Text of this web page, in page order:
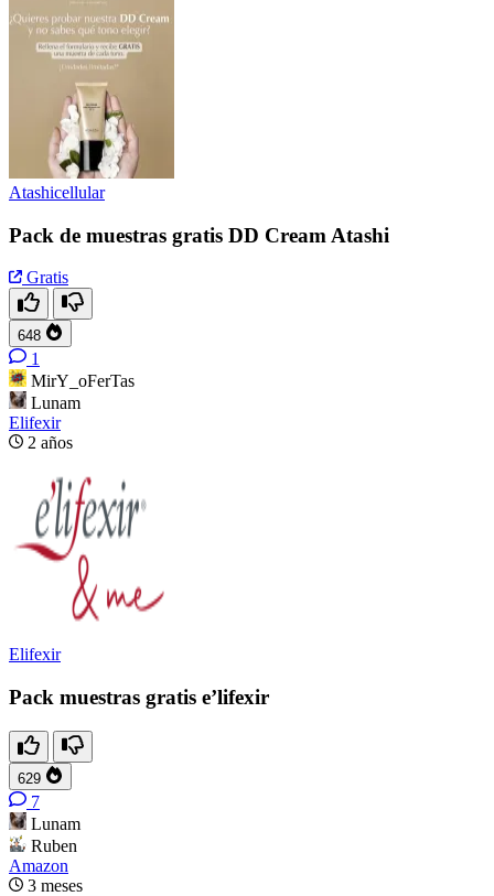
Atashicellular
Pack de muestras gratis DD Cream Atashi
Gratis
648
1
MirY_oFerTas
Lunam
Elifexir
2 años
Elifexir
Pack muestras gratis e’lifexir
629
7
Lunam
Ruben
Amazon
3 meses